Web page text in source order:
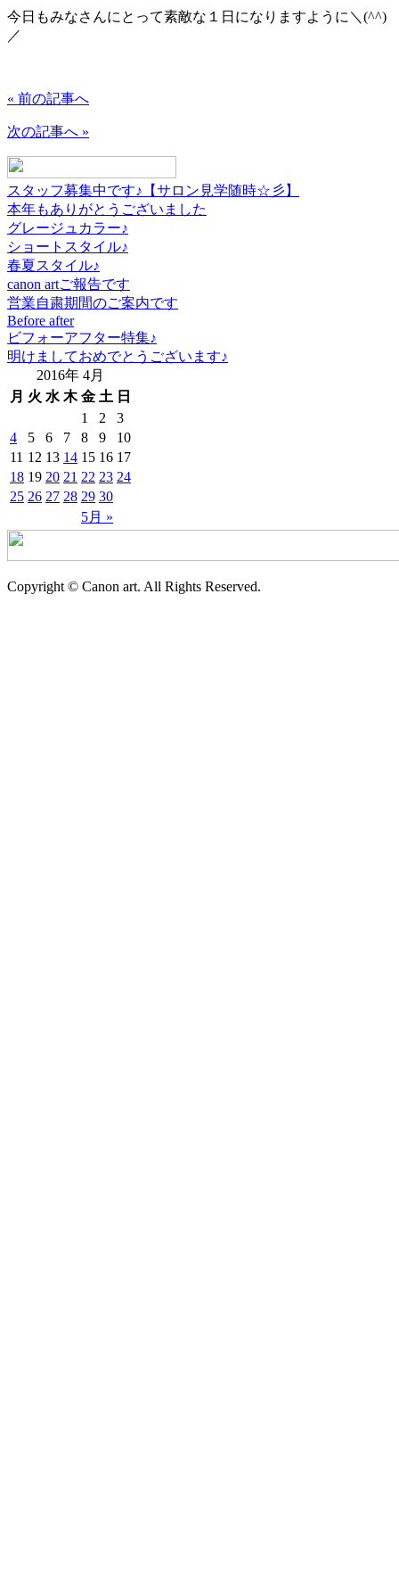
今日もみなさんにとって素敵な１日になりますように＼(^^)
／
« 前の記事へ
次の記事へ »
スタッフ募集中です♪【サロン見学随時☆彡】
本年もありがとうございました
グレージュカラー♪
ショートスタイル♪
春夏スタイル♪
canon artご報告です
営業自粛期間のご案内です
Before after
ビフォーアフター特集♪
明けましておめでとうございます♪
2016年 4月
月 火 水 木 金 土 日
5月 »
1 2
3
4
5 6 7 8 9
10
11 12 13 14 15 16 17
18 19 20 21 22 23 24
25 26 27 28 29 30
Copyright © Canon art. All Rights Reserved.